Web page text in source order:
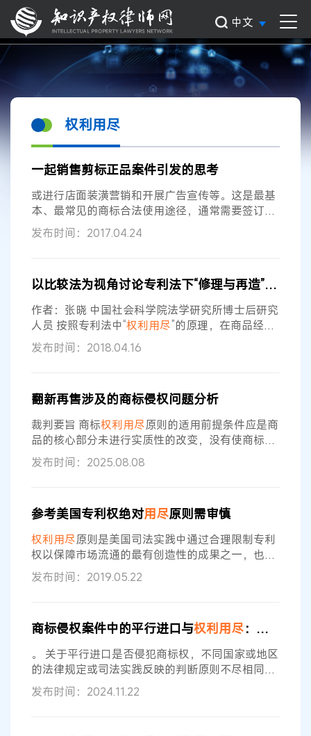
中文
权利用尽
一起销售剪标正品案件引发的思考
或进行店面装潢营销和开展广告宣传等。这是最基
本、最常见的商标合法使用途径，通常需要签订商
标使用许可合同或协议等。 交易使用，是指当事人
合法取得 权利人的相关产品后，无须取得相关商标
商标权利人的权利不是无限的，在标注商标的产品
投入市场销售以后，其商标权益已得到实现（穷
尽），此时商标权利人无权禁止合法买受人在市场
上
发布时间：2017.04.24
以比较法为视角讨论专利法下“修理与再造”的区分方法
作者：张晓 中国社会科学院法学研究所博士后研究
人员 按照专利法中“权利用尽”的原理，在商品经专
利权人同意售出后，买方对专利商品的使用、转售
行为不再被视为侵权，但买方制造专利商品的行为
的，被视为“使用”行为。而当需要维修的内容过多
时，这种维修行为是属于“使用”还是“制造”就存在争
议了。讨论者一般以“修理”与“再造
发布时间：2018.04.16
翻新再售涉及的商标侵权问题分析
裁判要旨 商标权利用尽原则的适用前提条件应是商
品的核心部分未进行实质性的改变，没有使商标标
示商品来源、表征商品质量的功能受到影响。如果
只是对正品旧货进行普通翻新后转售，由于没有使
侵权。 案 情 原告：西某中国公司。 被告：某达公
司、陈某。 西某中国公司拥有“SIEMENS”商标，核
定使用在第9类实验室研究用
发布时间：2025.08.08
参考美国专利权绝对用尽原则需审慎
权利用尽原则是美国司法实践中通过合理限制专利
权以保障市场流通的最有创造性的成果之一，也是
经过时间检验的卓有成效的方式。美国最高院在
利用尽 方面的司法实践，是各国立法、司法以及学
该差异，避免不加分辨的盲目借鉴。 一、美国专利
法司法实践中对待权利用尽问题秉承绝对化原则 专
利权的 权利用尽的思想可以追溯到1853年
发布时间：2019.05.22
商标侵权案件中的平行进口与权利用尽：基于个案的检视与探讨
。 关于平行进口是否侵犯商标权，不同国家或地区
的法律规定或司法实践反映的判断原则不尽相同，
这与商标的地域性和权利用尽
中，涉及的主要问题为，商标权人本人或经其同意
发布时间：2024.11.22